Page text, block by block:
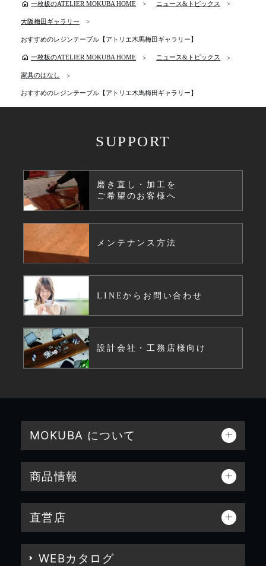
home 一枚板のATELIER MOKUBA HOME ニュース&トピックス
大阪梅田ギャラリー
おすすめのレジンテーブル【アトリエ木馬梅田ギャラリー】
home 一枚板のATELIER MOKUBA HOME ニュース&トピックス
家具のはなし
おすすめのレジンテーブル【アトリエ木馬梅田ギャラリー】
SUPPORT
磨き直し・加工を
ご希望のお客様へ
メンテナンス方法
LINEからお問い合わせ
設計会社・工務店様向け
MOKUBA について
商品情報
直営店
WEBカタログ